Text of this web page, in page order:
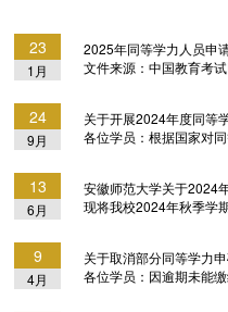
23
1月
文件来源：中国教育考
18日举行。现将报名有
18日（星期日）外国语
平台”...
24
9月
关于开展2024年度同等
各位学员：根据国家对
力注册库中，且距学习
完专业培养计划规定所
格；...
13
6月
现将我校2024年秋季学
作三年以上（含三年）
得的与申请专业相关的
9
4月
关于取消部分同等学力
各位学员：因逾期未能